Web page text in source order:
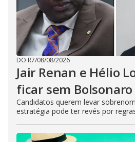
DO R7/08/08/2026
Jair Renan e Hélio
ficar sem
Candidatos querem levar
estratégia pode ter revés por